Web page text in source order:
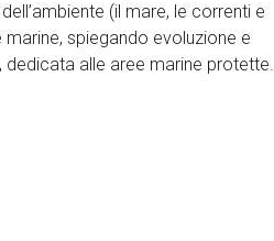
(il mare, le correnti e
spiegando evoluzione e
dedicata alle aree marine protette.